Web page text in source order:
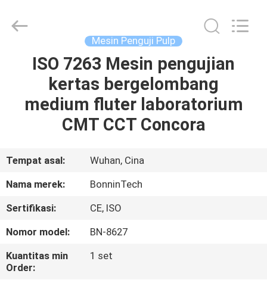
RUMAH
PRODUK
TENTANG
TUR
PABRIK
Rights
Mesin Penguji Pulp
ISO 7263 Mesin pengujian
kertas bergelombang
medium fluter laboratorium
CMT CCT Concora
Tempat asal:
Wuhan, Cina
Nama merek:
BonninTech
Sertifikasi:
CE, ISO
Nomor model:
BN-8627
Kuantitas min
Order:
1 set